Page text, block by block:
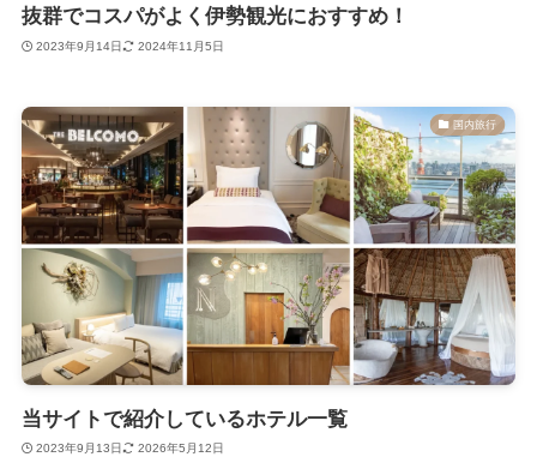
抜群でコスパがよく伊勢観光におすすめ！
2023年9月14日 2024年11月5日
国内旅行
当サイトで紹介しているホテル一覧
2023年9月13日 2026年5月12日